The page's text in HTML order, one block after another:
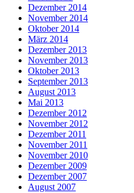
Dezember 2014
November 2014
Oktober 2014
März 2014
Dezember 2013
November 2013
Oktober 2013
September 2013
August 2013
Mai 2013
Dezember 2012
November 2012
Dezember 2011
November 2011
November 2010
Dezember 2009
Dezember 2007
August 2007